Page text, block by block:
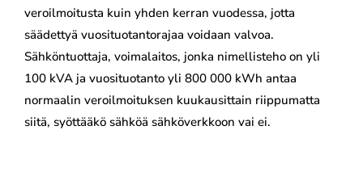
veroilmoitusta kuin yhden kerran vuodessa, jotta
säädettyä vuosituotantorajaa voidaan valvoa.
Sähköntuottaja, voimalaitos, jonka nimellisteho on yli
100 kVA ja vuosituotanto yli 800 000 kWh antaa
normaalin veroilmoituksen kuukausittain riippumatta
siitä, syöttääkö sähköä sähköverkkoon vai ei.